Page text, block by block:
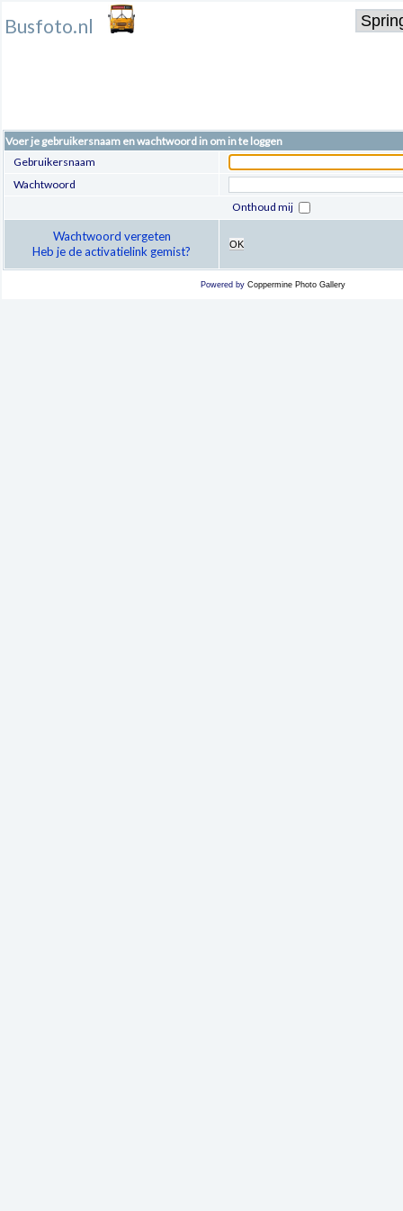
Busfoto.nl
Voer je gebruikersnaam en wachtwoord in om in te loggen
Gebruikersnaam
Wachtwoord
Onthoud mij
Wachtwoord vergeten
Heb je de activatielink gemist?
OK
Powered by Coppermine Photo Gallery